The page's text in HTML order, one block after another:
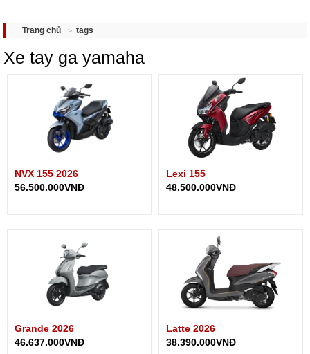
Trang chủ tags
Xe tay ga yamaha
NVX 155 2026
56.500.000VNĐ
Lexi 155
48.500.000VNĐ
Grande 2026
46.637.000VNĐ
Latte 2026
38.390.000VNĐ